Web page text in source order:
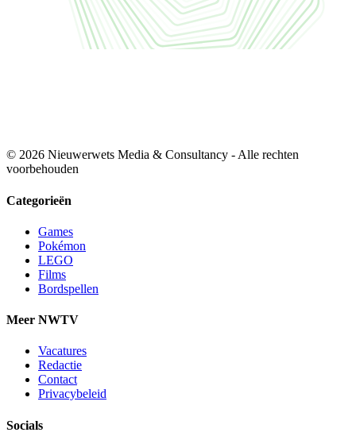
© 2026 Nieuwerwets Media & Consultancy - Alle rechten
voorbehouden
Categorieën
Games
Pokémon
LEGO
Films
Bordspellen
Meer NWTV
Vacatures
Redactie
Contact
Privacybeleid
Socials